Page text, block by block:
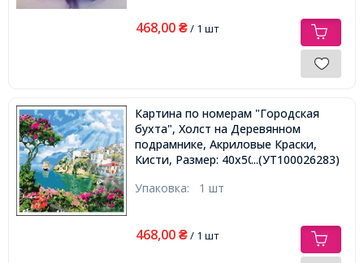
468,00 ₴/ 1 шт
Картина по номерам "Городская
бухта", Холст на Деревянном
подрамнике, Акриловые Краски,
Кисти, Размер: 40х50см,...(УТ100026283)
Упаковка: 1 шт
468,00 ₴/ 1 шт